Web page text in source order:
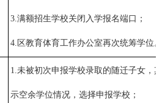
3.满额招生学校关闭入学报名端口；
4.区教育体育工作办公室再次统筹学位。
1.未被初次申报学校录取的随迁子女，
示空余学位情况，选择申报学校；